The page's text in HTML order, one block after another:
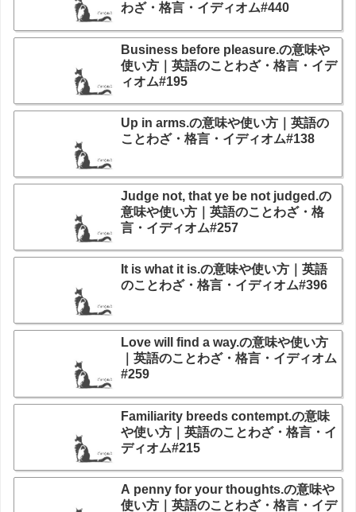
わざ・格言・イディオム#440
Business before pleasure.の意味や
使い方｜英語のことわざ・格言・イデ
ィオム#195
Up in arms.の意味や使い方｜英語の
ことわざ・格言・イディオム#138
Judge not, that ye be not judged.の
意味や使い方｜英語のことわざ・格
言・イディオム#257
It is what it is.の意味や使い方｜英語
のことわざ・格言・イディオム#396
Love will find a way.の意味や使い方
｜英語のことわざ・格言・イディオム
#259
Familiarity breeds contempt.の意味
や使い方｜英語のことわざ・格言・イ
ディオム#215
A penny for your thoughts.の意味や
使い方｜英語のことわざ・格言・イデ